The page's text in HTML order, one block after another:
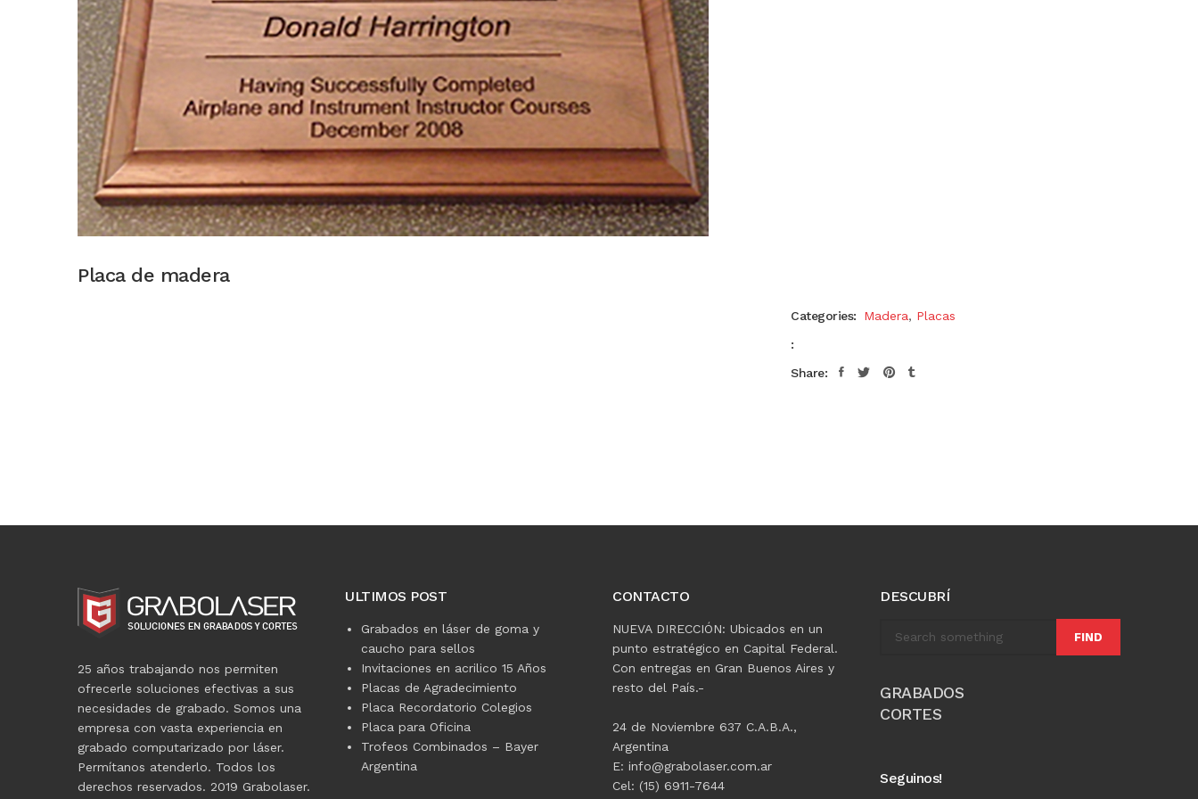
Placa de madera
Categories: Madera, Placas
:
Share:
25 años trabajando nos permiten
ofrecerle soluciones efectivas a sus
necesidades de grabado. Somos una
empresa con vasta experiencia en
grabado computarizado por láser.
Permítanos atenderlo. Todos los
derechos reservados. 2019 Grabolaser.
ULTIMOS POST
Grabados en láser de goma y
caucho para sellos
Invitaciones en acrilico 15 Años
Placas de Agradecimiento
Placa Recordatorio Colegios
Placa para Oficina
Trofeos Combinados – Bayer
Argentina
CONTACTO
NUEVA DIRECCIÓN: Ubicados en un
punto estratégico en Capital Federal.
Con entregas en Gran Buenos Aires y
resto del País.-
24 de Noviembre 637 C.A.B.A.,
Argentina
E: info@grabolaser.com.ar
Cel: (15) 6911-7644
DESCUBRÍ
FIND
GRABADOS
CORTES
Seguinos!